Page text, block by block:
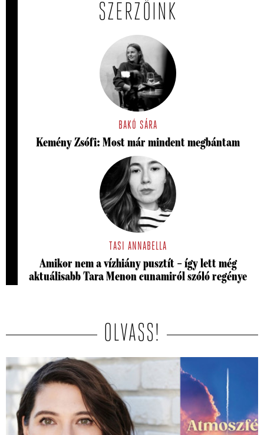
SZERZŐINK
BAKÓ SÁRA
Kemény Zsófi: Most már mindent megbántam
TASI ANNABELLA
Amikor nem a vízhiány pusztít – így lett még
aktuálisabb Tara Menon cunamiról szóló regénye
OLVASS!